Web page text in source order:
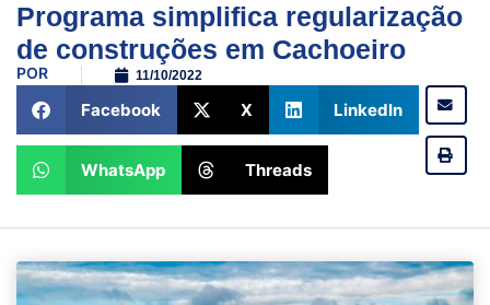
Programa simplifica regularização
de construções em Cachoeiro
POR 11/10/2022
Facebook X LinkedIn
WhatsApp Threads